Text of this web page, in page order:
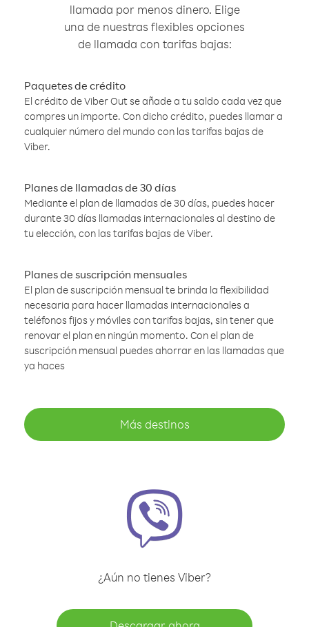
llamada por menos dinero. Elige
una de nuestras flexibles opciones
de llamada con tarifas bajas:
Paquetes de crédito
El crédito de Viber Out se añade a tu saldo cada vez que
compres un importe. Con dicho crédito, puedes llamar a
cualquier número del mundo con las tarifas bajas de
Viber.
Planes de llamadas de 30 días
Mediante el plan de llamadas de 30 días, puedes hacer
durante 30 días llamadas internacionales al destino de
tu elección, con las tarifas bajas de Viber.
Planes de suscripción mensuales
El plan de suscripción mensual te brinda la flexibilidad
necesaria para hacer llamadas internacionales a
teléfonos fijos y móviles con tarifas bajas, sin tener que
renovar el plan en ningún momento. Con el plan de
suscripción mensual puedes ahorrar en las llamadas que
ya haces
Más destinos
¿Aún no tienes Viber?